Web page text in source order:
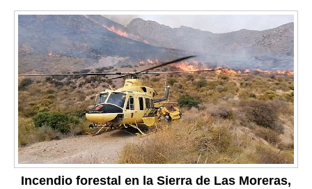
Incendio forestal en la Sierra de Las Moreras,